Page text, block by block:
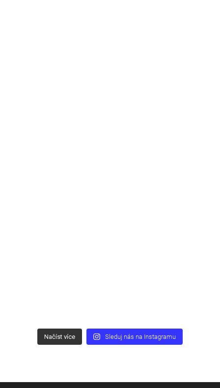
Načíst více Sleduj nás na Instagramu